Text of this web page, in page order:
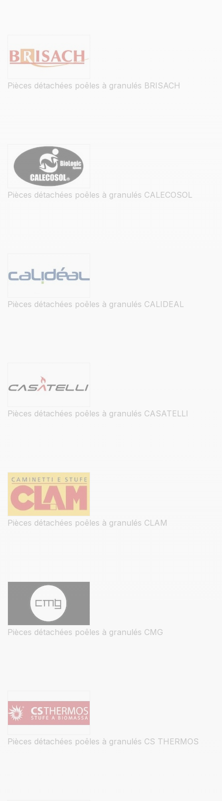
Pièces détachées poêles à granulés BRISACH
Pièces détachées poêles à granulés CALECOSOL
Pièces détachées poêles à granulés CALIDEAL
Pièces détachées poêles à granulés CASATELLI
Pièces détachées poêles à granulés CLAM
Pièces détachées poêles à granulés CMG
Pièces détachées poêles à granulés CS THERMOS